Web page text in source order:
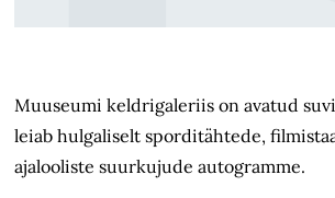
Muuseumi keldrigaleriis on avatud
leiab hulgaliselt sporditähtede,
ajalooliste suurkujude autogramme.